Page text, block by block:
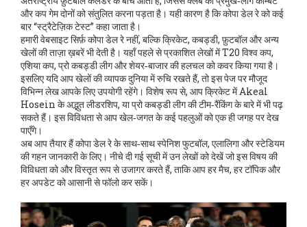
और कप गेम दोनों को संतुलित करना पड़ता है। यही कारण है कि कोपा डेल रे को कई
बार “स्ट्रैटेज़िक टेस्ट” कहा जाता है।
हमारी वेबसाइट सिर्फ़ कोपा डेल रे नहीं, बल्कि क्रिकेट, कबड्डी, फ़ुटबॉल और अन्य
खेलों की ताज़ा ख़बरें भी देती है। यहाँ पहले से प्रकाशित लेखों में T20 विश्व कप,
एशिया कप, प्रो कबड्डी लीग और शेयर‑बाजार की हलचल को कवर किया गया है।
इसलिए यदि आप खेलों की व्यापक दुनिया में रुचि रखते हैं, तो इस पेज पर मौजूद
विभिन्न लेख आपके लिए उपयोगी रहेंगे। विशेष रूप से, आप क्रिकेट में Akeal
Hosein के अद्भुत लीडरशिप, या प्रो कबड्डी लीग की टीम‑रैंकिंग के बारे में भी पढ़
सकते हैं। इस विविधता से आप खेल‑जगत के कई पहलुओं को एक ही जगह पर देख
पाएँगे।
अब आप तैयार हैं कोपा डेल रे के साथ‑साथ स्पेनिश फुटबॉल, एलालिगा और स्टेडियम
की गहन जानकारी के लिए। नीचे दी गई सूची में उन लेखों को देखें जो इस विषय की
विविधता को और विस्तृत रूप से उजागर करते हैं, ताकि आप हर मैच, हर टॉपिक और
हर अपडेट को आसानी से फॉलो कर सकें।